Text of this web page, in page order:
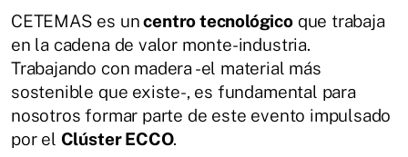
CETEMAS es uncentro tecnológicoque trabaja
en la cadena de valor monte-industria.
Trabajando con madera -el material más
sostenible que existe-, es fundamental para
nosotros formar parte de este evento impulsado
por el Clúster ECCO.